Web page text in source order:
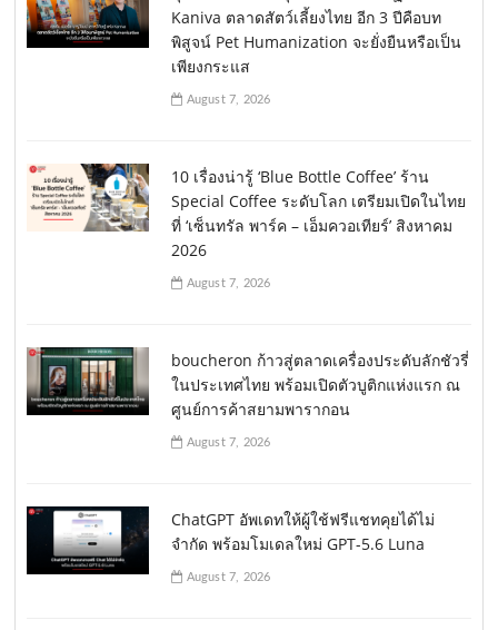
Kaniva ตลาดสัตว์เลี้ยงไทย อีก 3 ปีคือบท
พิสูจน์ Pet Humanization จะยั่งยืนหรือเป็น
เพียงกระแส
August 7, 2026
10 เรื่องน่ารู้ ‘Blue Bottle Coffee’ ร้าน
Special Coffee ระดับโลก เตรียมเปิดในไทย
ที่ ‘เซ็นทรัล พาร์ค – เอ็มควอเทียร์’ สิงหาคม
2026
August 7, 2026
boucheron ก้าวสู่ตลาดเครื่องประดับลักชัวรี่
ในประเทศไทย พร้อมเปิดตัวบูติกแห่งแรก ณ
ศูนย์การค้าสยามพารากอน
August 7, 2026
ChatGPT อัพเดทให้ผู้ใช้ฟรีแชทคุยได้ไม่
จำกัด พร้อมโมเดลใหม่ GPT-5.6 Luna
August 7, 2026